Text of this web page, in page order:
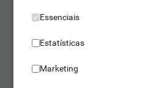
Essenciais
Estatísticas
Marketing